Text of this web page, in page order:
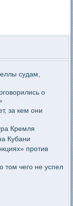
судам,
о
за кем они
Кремля
Кубани
против
том чего не успел